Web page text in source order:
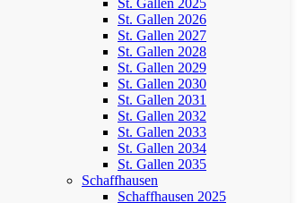
St. Gallen 2025
St. Gallen 2026
St. Gallen 2027
St. Gallen 2028
St. Gallen 2029
St. Gallen 2030
St. Gallen 2031
St. Gallen 2032
St. Gallen 2033
St. Gallen 2034
St. Gallen 2035
Schaffhausen
Schaffhausen 2025